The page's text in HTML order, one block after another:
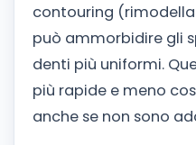
contouring
può ammorbidire gli
denti più uniformi.
più rapide e meno
anche se non sono